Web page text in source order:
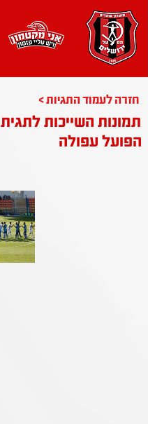
< חזרה לעמוד התגיות
תמונות השייכות לתגית
הפועל עפולה